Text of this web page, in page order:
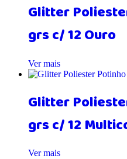
Glitter
grs c/ 12 Ouro
Ver mais
Glitter
grs c/ 12
Ver mais